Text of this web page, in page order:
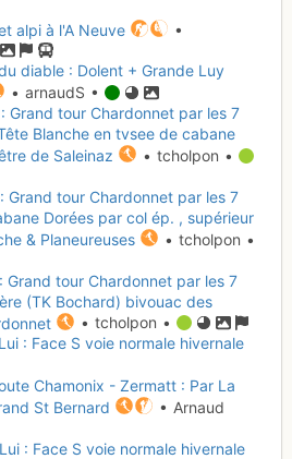
alpi à l'A Neuve
•
diable : Dolent + Grande Luy
• arnaudS •
Grand tour Chardonnet par les 7
Blanche en tvsee de cabane
de Saleinaz
• tcholpon •
Grand tour Chardonnet par les 7
Dorées par col ép. , supérieur
& Planeureuses
• tcholpon •
Grand tour Chardonnet par les 7
(TK Bochard) bivouac des
• tcholpon •
: Face S voie normale hivernale
Chamonix - Zermatt : Par La
St Bernard
• Arnaud
: Face S voie normale hivernale